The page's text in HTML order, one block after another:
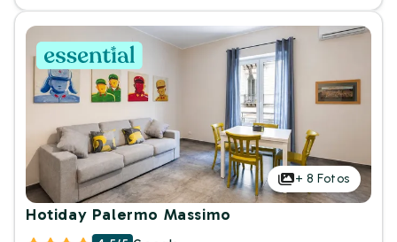
+ 8 Fotos
Hotiday Palermo Massimo